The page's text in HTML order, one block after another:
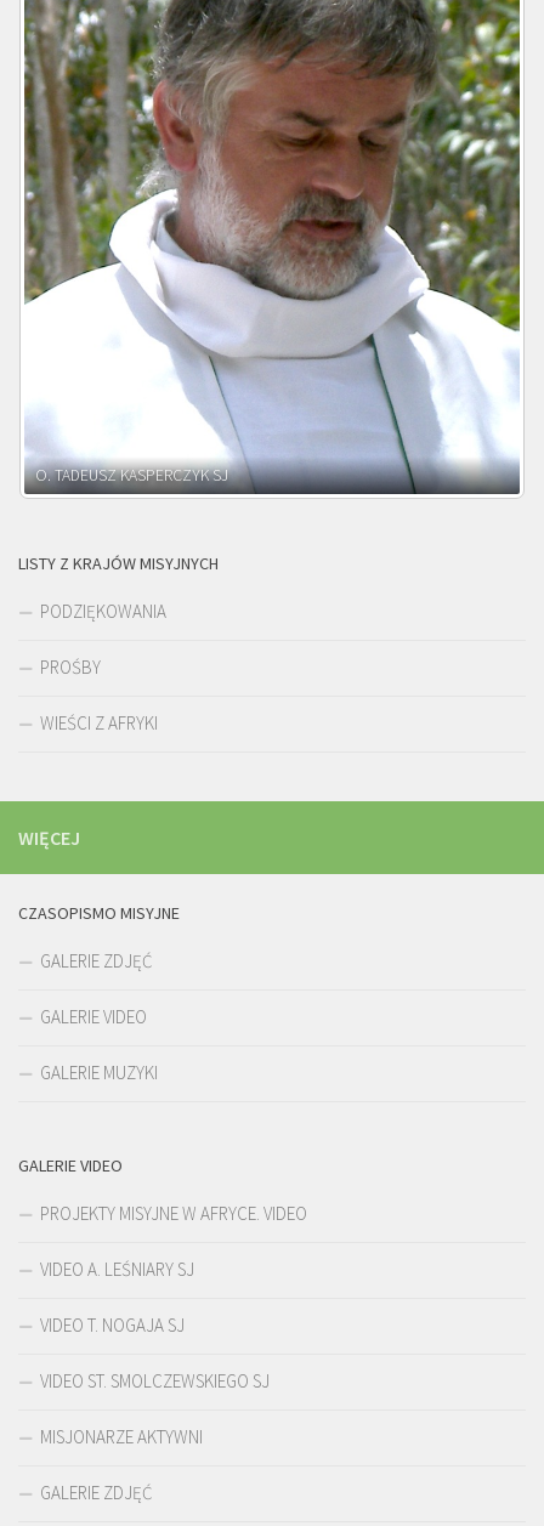
O. ADNRZEJ LEŚNIARA SJ
LISTY Z KRAJÓW MISYJNYCH
PODZIĘKOWANIA
PROŚBY
WIEŚCI Z AFRYKI
WIĘCEJ
CZASOPISMO MISYJNE
GALERIE ZDJĘĆ
GALERIE VIDEO
GALERIE MUZYKI
GALERIE VIDEO
PROJEKTY MISYJNE W AFRYCE. VIDEO
VIDEO A. LEŚNIARY SJ
VIDEO T. NOGAJA SJ
VIDEO ST. SMOLCZEWSKIEGO SJ
MISJONARZE AKTYWNI
GALERIE ZDJĘĆ